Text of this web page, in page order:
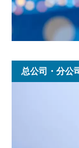
总公司・分公